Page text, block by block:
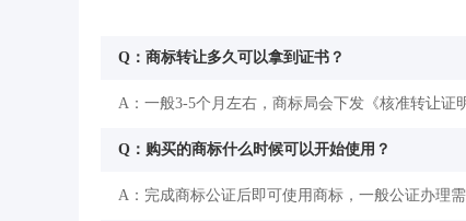
Q：商标转让多久可以拿到证书？
A：一般3-5个月左右，商标局会下发《核准转让证
Q：购买的商标什么时候可以开始使用？
A：完成商标公证后即可使用商标，一般公证办理需